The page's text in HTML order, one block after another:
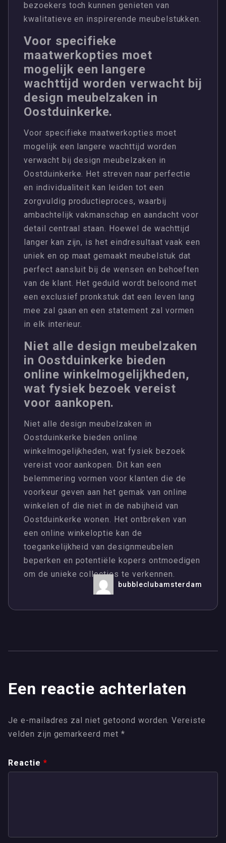
bezoekers toch kunnen genieten van
kwalitatieve en inspirerende meubelstukken.
Voor specifieke
maatwerkopties moet
mogelijk een langere
wachttijd worden verwacht bij
design meubelzaken in
Oostduinkerke.
Voor specifieke maatwerkopties moet
mogelijk een langere wachttijd worden
verwacht bij design meubelzaken in
Oostduinkerke. Het streven naar perfectie
en individualiteit kan leiden tot een
zorgvuldig productieproces, waarbij
ambachtelijk vakmanschap en aandacht voor
detail centraal staan. Hoewel de wachttijd
langer kan zijn, is het eindresultaat vaak een
uniek en op maat gemaakt meubelstuk dat
perfect aansluit bij de wensen en behoeften
van de klant. Het geduld wordt beloond met
een exclusief pronkstuk dat een leven lang
mee zal gaan en een statement zal vormen
in elk interieur.
Niet alle design meubelzaken
in Oostduinkerke bieden
online winkelmogelijkheden,
wat fysiek bezoek vereist
voor aankopen.
Niet alle design meubelzaken in
Oostduinkerke bieden online
winkelmogelijkheden, wat fysiek bezoek
vereist voor aankopen. Dit kan een
belemmering vormen voor klanten die de
voorkeur geven aan het gemak van online
winkelen of die niet in de nabijheid van
Oostduinkerke wonen. Het ontbreken van
een online winkeloptie kan de
toegankelijkheid van designmeubelen
beperken en potentiële kopers ontmoedigen
om de unieke collecties te verkennen.
bubbleclubamsterdam
Een reactie achterlaten
Je e-mailadres zal niet getoond worden. Vereiste
velden zijn gemarkeerd met *
Reactie *